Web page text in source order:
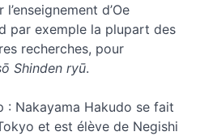
d’Oe
par exemple la plupart des
recherches, pour
Shinden ryū.
: Nakayama Hakudo se fait
et est élève de Negishi